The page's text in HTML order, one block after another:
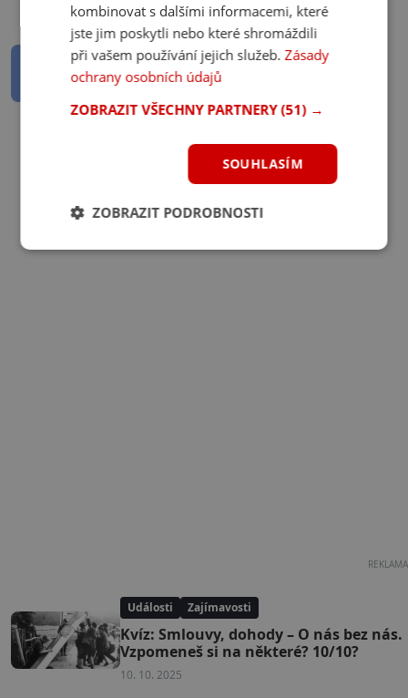
Zajímavosti
Kvíz: Předsedové vlády v minulosti.
Poznáš aspoň 8/10?
14. 10. 2025
REKLAMA
Události Zajímavosti
Kvíz: Smlouvy, dohody – O nás bez nás.
Vzpomeneš si na některé? 10/10?
10. 10. 2025
kombinovat s dalšími informacemi, které
jste jim poskytli nebo které shromáždili
při vašem používání jejich služeb.Zásady
ochrany osobních údajů
ZOBRAZIT VŠECHNY PARTNERY(51) →
SOUHLASÍM
ZOBRAZIT PODROBNOSTI